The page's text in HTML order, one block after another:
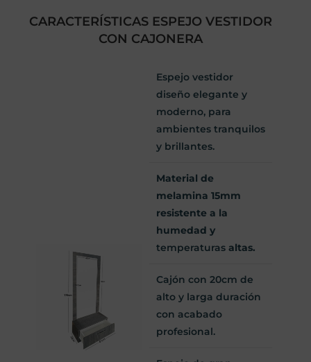
CARACTERÍSTICAS ESPEJO VESTIDOR
CON CAJONERA
Espejo vestidor
diseño elegante y
moderno, para
ambientes tranquilos
y brillantes.
Material de
melamina 15mm
resistente a la
humedad y
temperaturasaltas.
Cajón con 20cm de
alto y larga duración
con acabado
profesional.